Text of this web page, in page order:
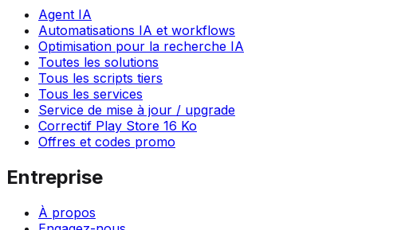
Agent IA
Automatisations IA et workflows
Optimisation pour la recherche IA
Toutes les solutions
Tous les scripts tiers
Tous les services
Service de mise à jour / upgrade
Correctif Play Store 16 Ko
Offres et codes promo
Entreprise
À propos